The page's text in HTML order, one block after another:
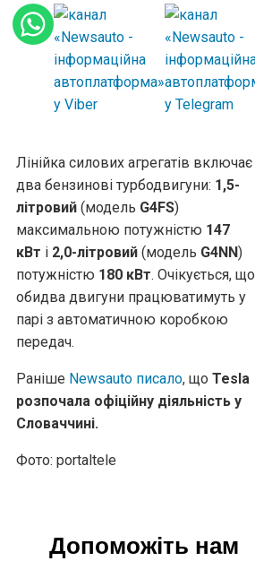
Лінійка силових агрегатів включає
два бензинові турбодвигуни: 1,5-
літровий (модель G4FS)
максимальною потужністю 147
кВт і 2,0-літровий (модель G4NN)
потужністю 180 кВт. Очікується, що
обидва двигуни працюватимуть у
парі з автоматичною коробкою
передач.
Раніше Newsauto писало, що Tesla
розпочала офіційну діяльність у
Словаччині.
Фото: portaltele
Допоможіть нам